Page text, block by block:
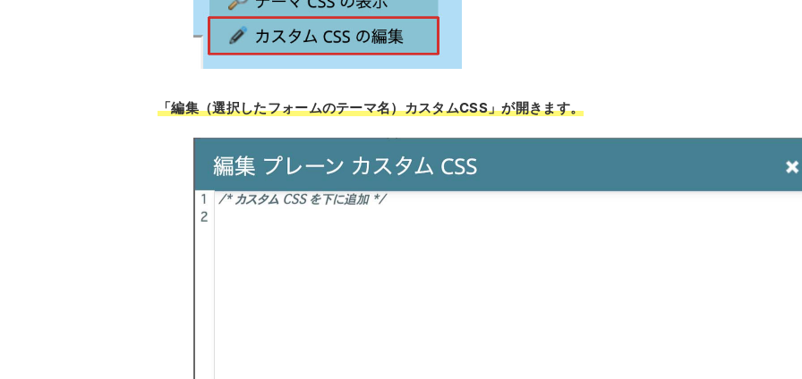
「編集（選択したフォームのテーマ名）カスタムCSS」が開きます。